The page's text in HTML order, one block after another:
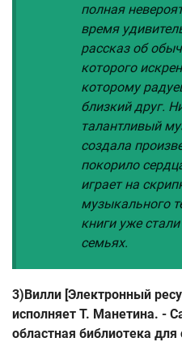
полная
время
рассказ об
которого
которому
близкий друг.
талантливый
создала
покорило
играет на
музыкального
книги уже
семьях.
3)Вилли [Электронный
исполняет Т. Манетина. -
областная библиотека